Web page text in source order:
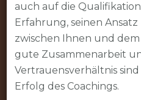
auch auf die
Erfahrung, seinen
zwischen Ihnen und dem
gute Zusammenarbeit
Vertrauensverhältnis
Erfolg des Coachings.